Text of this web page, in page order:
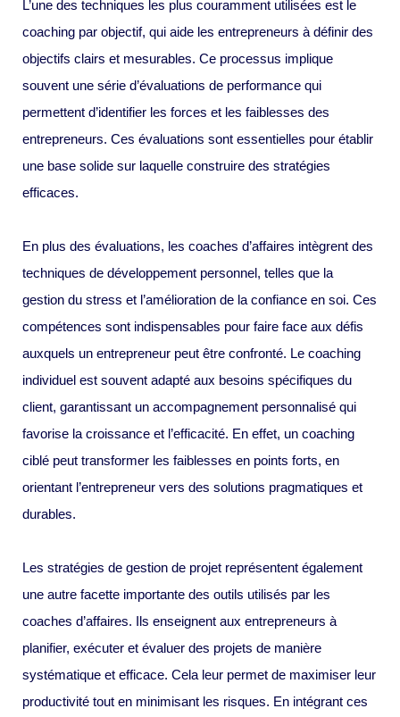
L’une des techniques les plus couramment utilisées est le
coaching par objectif, qui aide les entrepreneurs à définir des
objectifs clairs et mesurables. Ce processus implique
souvent une série d’évaluations de performance qui
permettent d’identifier les forces et les faiblesses des
entrepreneurs. Ces évaluations sont essentielles pour établir
une base solide sur laquelle construire des stratégies
efficaces.
En plus des évaluations, les coaches d’affaires intègrent des
techniques de développement personnel, telles que la
gestion du stress et l’amélioration de la confiance en soi. Ces
compétences sont indispensables pour faire face aux défis
auxquels un entrepreneur peut être confronté. Le coaching
individuel est souvent adapté aux besoins spécifiques du
client, garantissant un accompagnement personnalisé qui
favorise la croissance et l’efficacité. En effet, un coaching
ciblé peut transformer les faiblesses en points forts, en
orientant l’entrepreneur vers des solutions pragmatiques et
durables.
Les stratégies de gestion de projet représentent également
une autre facette importante des outils utilisés par les
coaches d’affaires. Ils enseignent aux entrepreneurs à
planifier, exécuter et évaluer des projets de manière
systématique et efficace. Cela leur permet de maximiser leur
productivité tout en minimisant les risques. En intégrant ces